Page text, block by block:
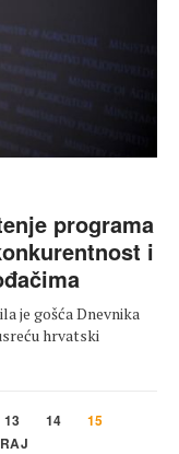
programa
i
je gošća Dnevnika
hrvatski
13 14
15